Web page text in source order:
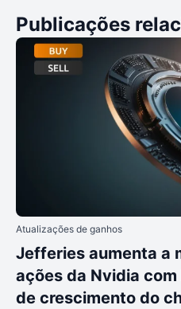
Publicações
Atualizações de ganhos
Jefferies aumenta a
ações da Nvidia
de crescimento do